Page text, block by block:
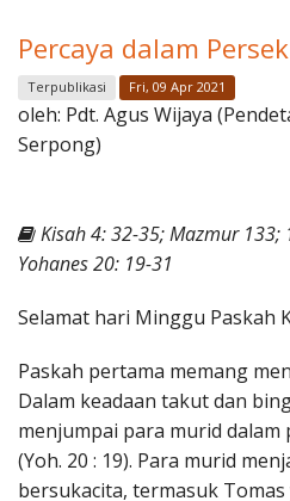
Klasis dan Jemaat
Berita Kegiatan
Materi
Penerbitan
Percaya dalam
Terpublikasi Fri, 09 Apr 2021
oleh: Pdt. Agus Wijaya
Serpong)
Kisah 4: 32-35; Mazmur 133;
Yohanes 20: 19-31
Selamat hari Minggu Paskah
Paskah pertama memang
Dalam keadaan takut dan
menjumpai para murid
(Yoh. 20 : 19). Para murid
bersukacita, termasuk